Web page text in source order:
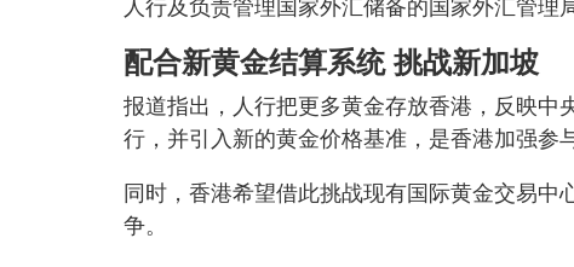
人行及负责管理国家外汇储备的国家外汇管理
配合新黄金结算系统 挑战新加坡
报道指出，人行把更多黄金存放香港，反映中
行，并引入新的黄金价格基准，是香港加强参
同时，香港希望借此挑战现有国际黄金交易
争。